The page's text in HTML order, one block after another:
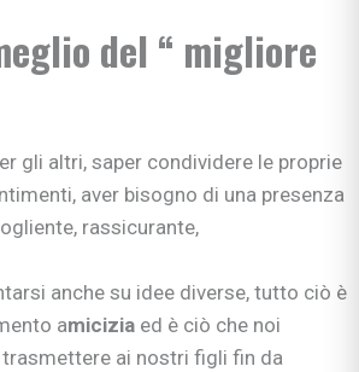
del “ migliore
gli altri, saper condividere le proprie
aver bisogno di una presenza
rassicurante,
anche su idee diverse, tutto ciò è
amicizia ed è ciò che noi
ai nostri figli fin da